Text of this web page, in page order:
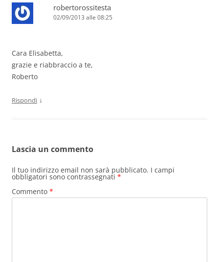
robertorossitesta
02/09/2013 alle 08:25
Cara Elisabetta,
grazie e riabbraccio a te,
Roberto
Rispondi ↓
Lascia un commento
Il tuo indirizzo email non sarà pubblicato. I campi
obbligatori sono contrassegnati *
Commento *